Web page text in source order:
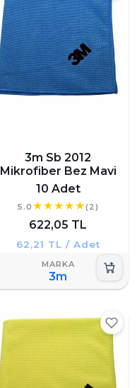
3m Sb 2012
Mikrofiber Bez Mavi
10 Adet
5.0 (2)
622,05 TL
62,21 TL / Adet
3m